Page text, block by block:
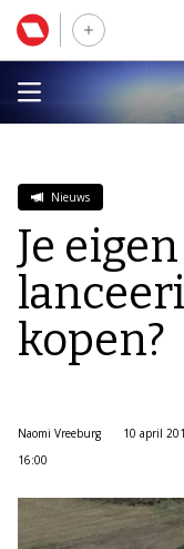
Nieuws
Je eigen
kopen?
Naomi Vreeburg
10 april
16:00